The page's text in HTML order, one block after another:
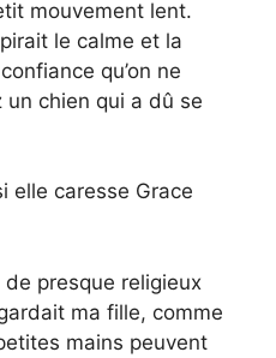
mouvement lent.
le calme et la
qu’on ne
un chien qui a dû se
elle caresse Grace
presque religieux
ma fille, comme
mains peuvent